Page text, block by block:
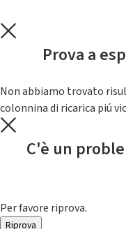
Prova a
Non abbiamo trovato
colonnina di ricarica piú
C'è un
Per favore riprova.
Riprova